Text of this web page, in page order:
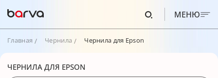
МЕНЮ
Главная Чернила Чернила для Epson
ЧЕРНИЛА ДЛЯ EPSON